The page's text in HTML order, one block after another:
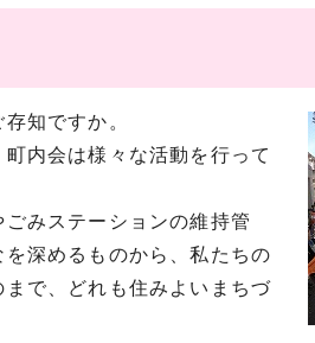
知ですか。
内会は様々な活動を行って
みステーションの維持管
深めるものから、私たちの
で、どれも住みよいまちづ